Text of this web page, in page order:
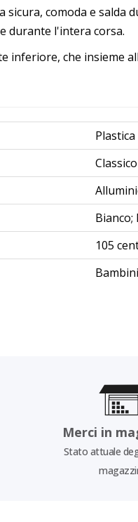
sicura, comoda e
durante l'intera corsa.
inferiore, che insieme
Plastica
Classico
Bianco;
105
Merci in
Stato attuale